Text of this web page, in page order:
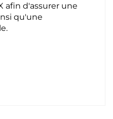
afin d'assurer une
qu'une